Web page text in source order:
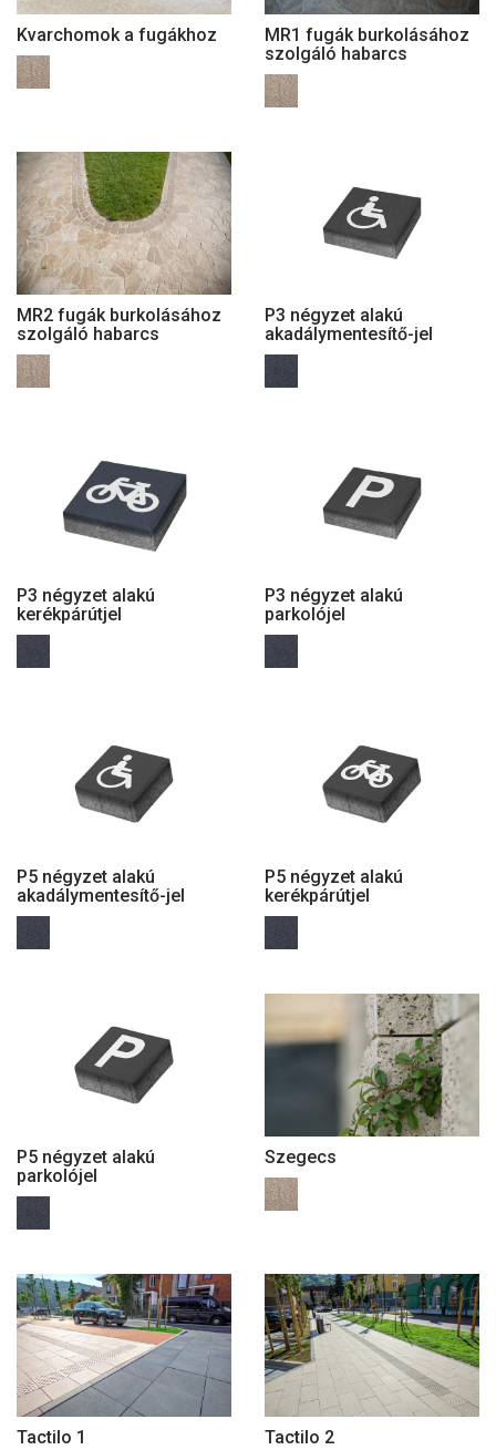
Kvarchomok a fugákhoz
MR1 fugák burkolásához
szolgáló habarcs
MR2 fugák burkolásához
szolgáló habarcs
P3 négyzet alakú
akadálymentesítő-jel
P3 négyzet alakú
kerékpárútjel
P3 négyzet alakú
parkolójel
P5 négyzet alakú
akadálymentesítő-jel
P5 négyzet alakú
kerékpárútjel
P5 négyzet alakú
parkolójel
Szegecs
Tactilo 1 Tactilo 2